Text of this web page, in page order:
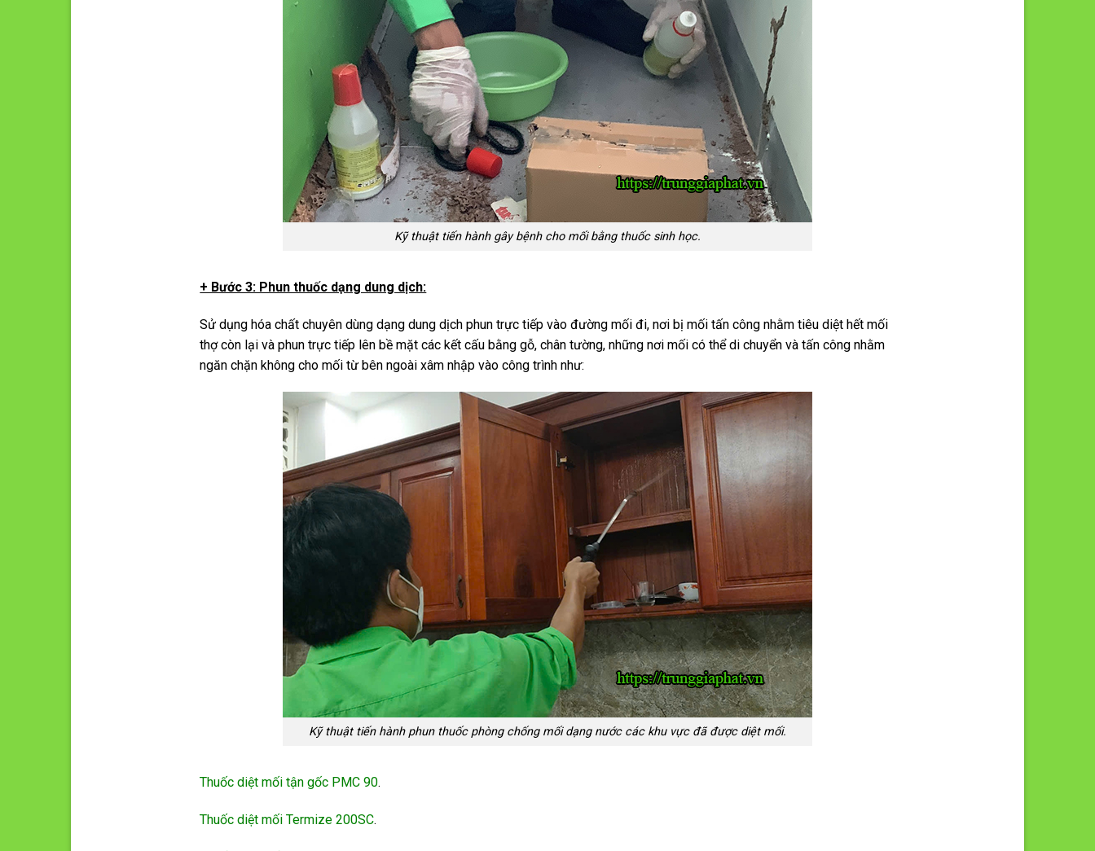
Kỹ thuật tiến hành gây bệnh cho mối bằng thuốc sinh học.
+ Bước 3: Phun thuốc dạng dung dịch:
Sử dụng hóa chất chuyên dùng dạng dung dịch phun trực tiếp vào đường mối đi, nơi bị mối tấn công nhằm tiêu diệt hết mối
thợ còn lại và phun trực tiếp lên bề mặt các kết cấu bằng gỗ, chân tường, những nơi mối có thể di chuyển và tấn công nhằm
ngăn chặn không cho mối từ bên ngoài xâm nhập vào công trình như:
Kỹ thuật tiến hành phun thuốc phòng chống mối dạng nước các khu vực đã được diệt mối.
Thuốc diệt mối tận gốc PMC 90.
Thuốc diệt mối Termize 200SC.